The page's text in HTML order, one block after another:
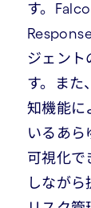
す。
ジェント
す。また
知機能に
いるあら
可視化で
しながら